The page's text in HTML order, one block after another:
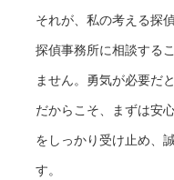
を開始いたし
事前調
ご契約時にお
それが、私の考える探偵
探偵事務所に相談する
ません。勇気が必要だ
だからこそ、まずは安
をしっかり受け止め、
す。